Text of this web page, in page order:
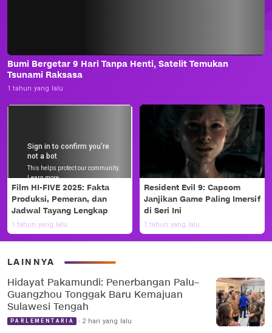
Bumi Bergetar 9 Hari Tanpa Henti, Satelit Temukan
Tsunami Raksasa
1 tahun yang lalu
Film HI-FIVE 2025: Fakta
Produksi, Pemeran, dan
Jadwal Tayang Lengkap
1 tahun yang lalu
Resident Evil 9: Capcom
Janjikan Game Paling Imersif
di Seri Ini
1 tahun yang lalu
LAINNYA
Hidayat Pakamundi: Penerbangan Palu–
Guangzhou Tonggak Baru Kemajuan
Sulawesi Tengah
PARLEMENTARIA 2 hari yang lalu